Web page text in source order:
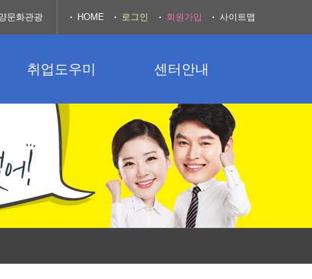
취업도우미 센터안내
문화관광 HOME 로그인 회원가입 사이트맵